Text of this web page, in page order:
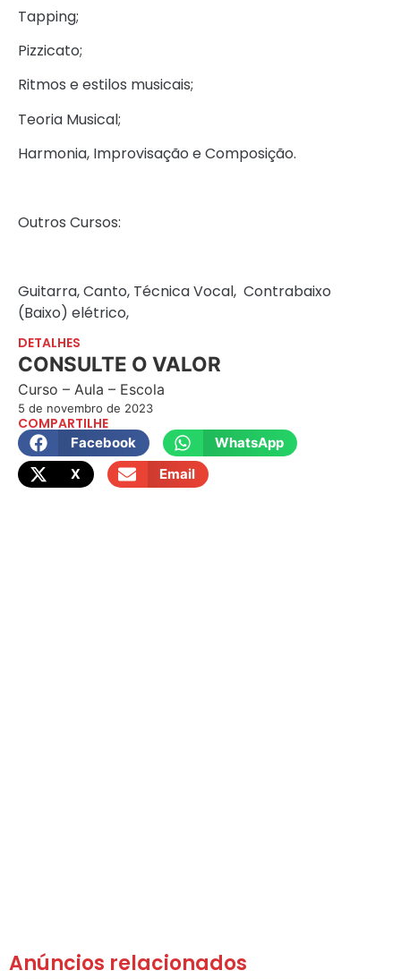
Tapping;
Pizzicato;
Ritmos e estilos musicais;
Teoria Musical;
Harmonia, Improvisação e Composição.
Outros Cursos:
Guitarra, Canto, Técnica Vocal, Contrabaixo
(Baixo) elétrico,
DETALHES
CONSULTE O VALOR
Curso – Aula – Escola
5 de novembro de 2023
COMPARTILHE
Facebook
WhatsApp
X
Email
Anúncios relacionados